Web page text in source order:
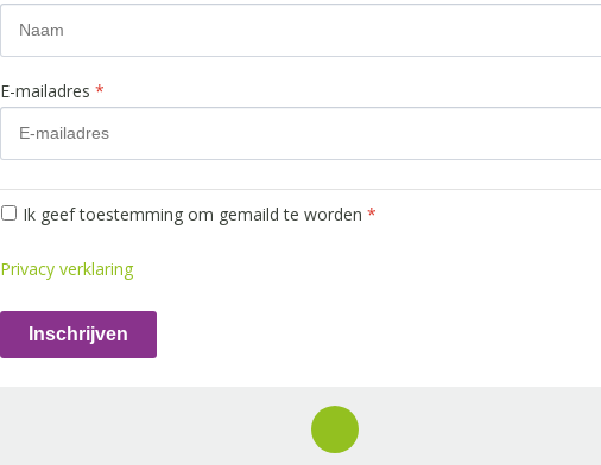
E-mailadres *
Ik geef toestemming om gemaild te worden *
Privacy verklaring
Inschrijven